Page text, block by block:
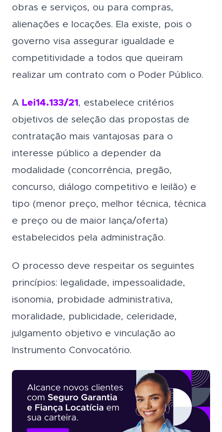
obras e serviços, ou para compras,
alienações e locações. Ela existe, pois o
governo visa assegurar igualdade e
competitividade a todos que queiram
realizar um contrato com o Poder Público.
A Lei14.133/21 , estabelece critérios
objetivos de seleção das propostas de
contratação mais vantajosas para o
interesse público a depender da
modalidade (concorrência, pregão,
concurso, diálogo competitivo e leilão) e
tipo (menor preço, melhor técnica, técnica
e preço ou de maior lança/oferta)
estabelecidos pela administração.
O processo deve respeitar os seguintes
princípios: legalidade, impessoalidade,
isonomia, probidade administrativa,
moralidade, publicidade, celeridade,
julgamento objetivo e vinculação ao
Instrumento Convocatório.